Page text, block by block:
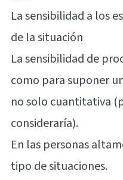
La sensibilidad a los
de la situación
La sensibilidad de
como para suponer
no solo cuantitativa
consideraría).
En las personas
tipo de situaciones.